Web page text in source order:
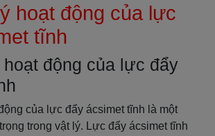
hoạt động của lực
tĩnh
hoạt động của lực đẩy
của lực đẩy ácsimet tĩnh là một
trong vật lý. Lực đẩy ácsimet tĩnh